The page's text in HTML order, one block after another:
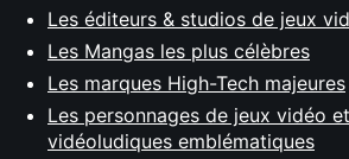
Les éditeurs & studios de jeux
Les Mangas les plus célèbres
Les marques High-Tech majeures
Les personnages de jeux vidéo
vidéoludiques emblématiques